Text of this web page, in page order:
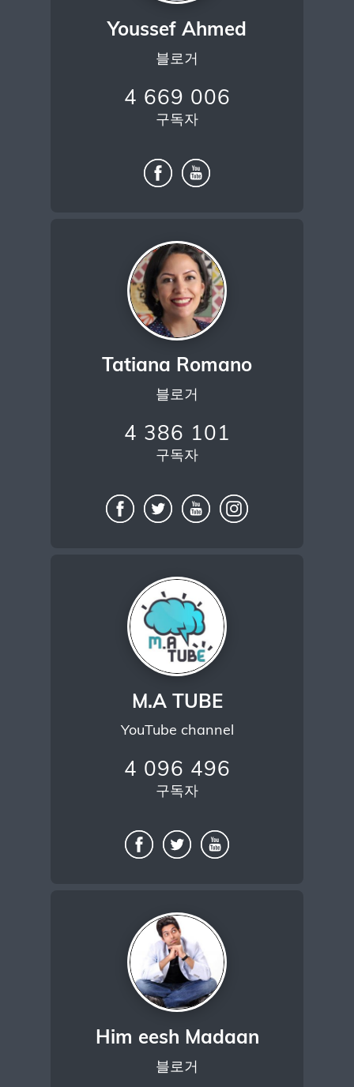
Youssef Ahmed
블로거
4 669 006
구독자
Tatiana Romano
블로거
4 386 101
구독자
M.A TUBE
YouTube channel
4 096 496
구독자
Him eesh Madaan
블로거